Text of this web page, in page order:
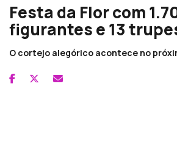
Festa da Flor com
figurantes e 13
O cortejo alegórico acontece no